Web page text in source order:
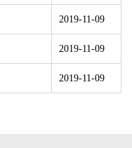
2019-11-09
2019-11-09
2019-11-09